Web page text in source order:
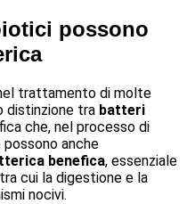
possono
trattamento di molte
distinzione tra batteri
che, nel processo di
anche
benefica, essenziale
cui la digestione e la
nocivi.